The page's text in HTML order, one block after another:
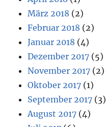
März 2018 (2)
Februar 2018 (2)
Januar 2018 (4)
Dezember 2017 (5)
November 2017 (2)
Oktober 2017 (1)
September 2017 (3)
August 2017 (4)